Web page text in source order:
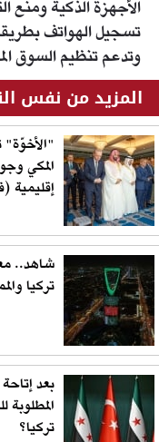
تسجيل الهواتف
وتدعم تنظيم السوق
المزيد من نفس
المكي
إقليمية
شاهد..
تركيا
بعد
تركيا؟